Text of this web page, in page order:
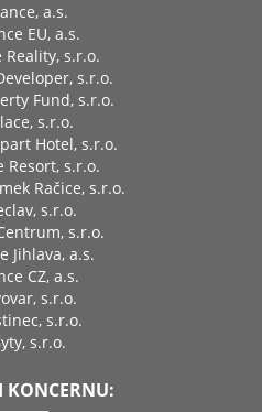
a.s.
EU, a.s.
Reality, s.r.o.
s.r.o.
Fund, s.r.o.
s.r.o.
Hotel, s.r.o.
Resort, s.r.o.
Račice, s.r.o.
s.r.o.
s.r.o.
Jihlava, a.s.
CZ, a.s.
s.r.o.
s.r.o.
s.r.o.
KONCERNU: